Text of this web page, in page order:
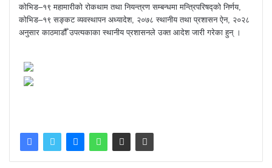
कोभिड–१९ महामारीको रोकथाम तथा नियन्त्रण सम्बन्धमा मन्त्रिपरिषद्को निर्णय,
कोभिड–१९ सङ्कट व्यवस्थापन अध्यादेश, २०७८ स्थानीय तथा प्रशासन ऐन, २०२८
अनुसार काठमाडौँ उपत्यकाका स्थानीय प्रशासनले उक्त आदेश जारी गरेका हुन् ।